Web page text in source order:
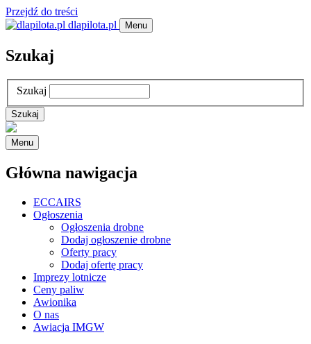
Przejdź do treści
dlapilota.pl
Menu
Szukaj
Szukaj
Menu
Główna nawigacja
ECCAIRS
Ogłoszenia
Ogłoszenia drobne
Dodaj ogłoszenie drobne
Oferty pracy
Dodaj ofertę pracy
Imprezy lotnicze
Ceny paliw
Awionika
O nas
Awiacja IMGW